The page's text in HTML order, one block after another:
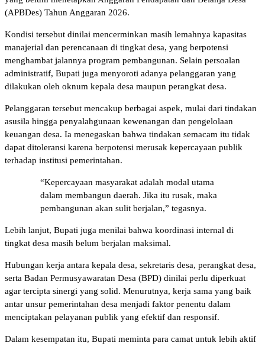
(APBDes) Tahun Anggaran 2026.
Kondisi tersebut dinilai mencerminkan masih lemahnya kapasitas
manajerial dan perencanaan di tingkat desa, yang berpotensi
menghambat jalannya program pembangunan. Selain persoalan
administratif, Bupati juga menyoroti adanya pelanggaran yang
dilakukan oleh oknum kepala desa maupun perangkat desa.
Pelanggaran tersebut mencakup berbagai aspek, mulai dari tindakan
asusila hingga penyalahgunaan kewenangan dan pengelolaan
keuangan desa. Ia menegaskan bahwa tindakan semacam itu tidak
dapat ditoleransi karena berpotensi merusak kepercayaan publik
terhadap institusi pemerintahan.
“Kepercayaan masyarakat adalah modal utama
dalam membangun daerah. Jika itu rusak, maka
pembangunan akan sulit berjalan,” tegasnya.
Lebih lanjut, Bupati juga menilai bahwa koordinasi internal di
tingkat desa masih belum berjalan maksimal.
Hubungan kerja antara kepala desa, sekretaris desa, perangkat desa,
serta Badan Permusyawaratan Desa (BPD) dinilai perlu diperkuat
agar tercipta sinergi yang solid. Menurutnya, kerja sama yang baik
antar unsur pemerintahan desa menjadi faktor penentu dalam
menciptakan pelayanan publik yang efektif dan responsif.
Dalam kesempatan itu, Bupati meminta para camat untuk lebih aktif